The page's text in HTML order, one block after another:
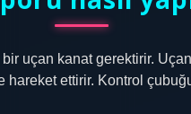
uçan kanat gerektirir.
ettirir. Kontrol